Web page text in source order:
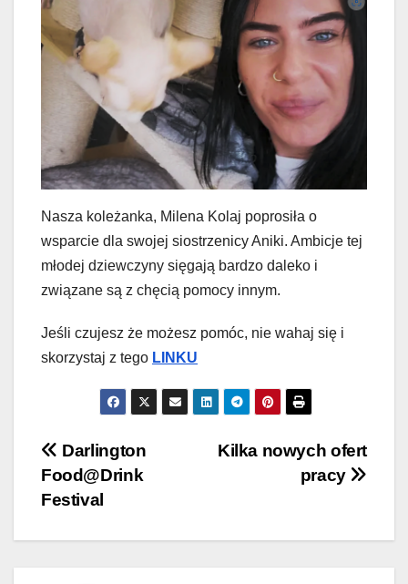
Nasza koleżanka, Milena Kolaj poprosiła o
wsparcie dla swojej siostrzenicy Aniki. Ambicje tej
młodej dziewczyny sięgają bardzo daleko i
związane są z chęcią pomocy innym.
Jeśli czujesz że możesz pomóc, nie wahaj się i
skorzystaj z tego LINKU
Nawigacja
wpisu
Kilka nowych ofert
pracy
Darlington
Food@Drink
Festival